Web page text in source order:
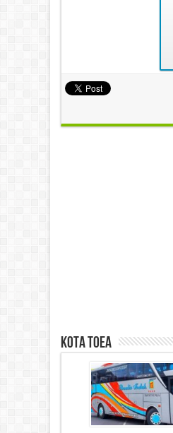
kota toea